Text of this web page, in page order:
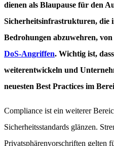
dienen als Blaupause für den
Sicherheitsinfrastrukturen, die
Bedrohungen abzuwehren,
DoS-Angriffen. Wichtig ist,
weiterentwickeln und
neuesten Best Practices im
Compliance ist ein weiterer
Sicherheitsstandards glänzen.
Privatsphärenvorschriften gelten